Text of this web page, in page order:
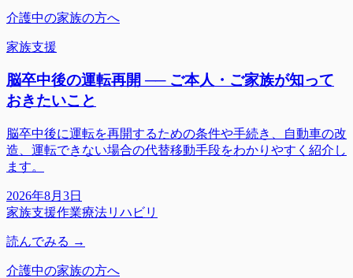
介護中の家族の方へ
家族支援
脳卒中後の運転再開 ── ご本人・ご家族が知って
おきたいこと
脳卒中後に運転を再開するための条件や手続き、自動車の改
造、運転できない場合の代替移動手段をわかりやすく紹介し
ます。
2026年8月3日
家族支援作業療法リハビリ
読んでみる →
介護中の家族の方へ